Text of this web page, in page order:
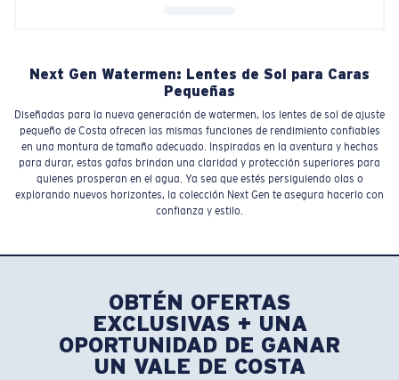
Next Gen Watermen: Lentes de Sol para Caras
Pequeñas
Diseñadas para la nueva generación de watermen, los lentes de sol de ajuste
pequeño de Costa ofrecen las mismas funciones de rendimiento confiables
en una montura de tamaño adecuado. Inspiradas en la aventura y hechas
para durar, estas gafas brindan una claridad y protección superiores para
quienes prosperan en el agua. Ya sea que estés persiguiendo olas o
explorando nuevos horizontes, la colección Next Gen te asegura hacerlo con
confianza y estilo.
OBTÉN OFERTAS
EXCLUSIVAS + UNA
OPORTUNIDAD DE GANAR
UN VALE DE COSTA